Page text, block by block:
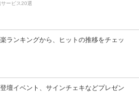
ービス20選
ランキングから、ヒットの推移をチェッ
壇イベント、サインチェキなどプレゼン